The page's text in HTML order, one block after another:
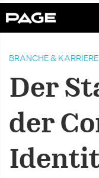
BRANCHE & KARRIERE
Der
der